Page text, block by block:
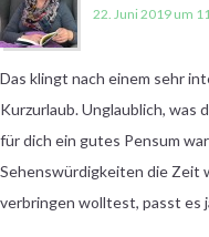
22. Juni 2019 um
Das klingt nach einem sehr
Kurzurlaub. Unglaublich, was
für dich ein gutes Pensum
Sehenswürdigkeiten die Zeit
verbringen wolltest, passt es